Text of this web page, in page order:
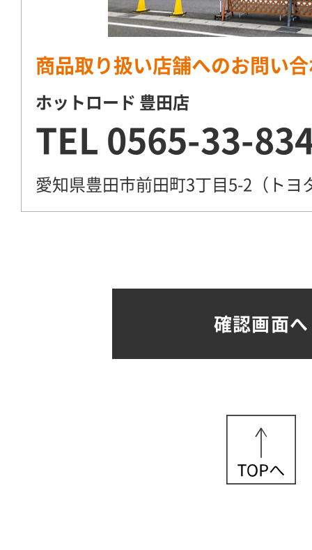
商品取り扱い店舗へのお問い
ホットロード 豊田店
TEL 0565-33-
愛知県豊田市前田町3丁目5-2（トヨ